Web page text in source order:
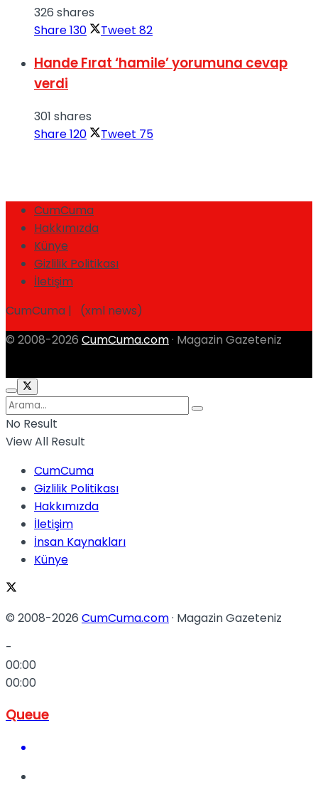
326 shares
Share130 Tweet 82
Hande Fırat ‘hamile’ yorumuna cevap
verdi
301 shares
Share120 Tweet 75
CumCuma
Hakkımızda
Künye
Gizlilik Politikası
İletişim
CumCuma | (xml news)
© 2008-2026 CumCuma.com · Magazin Gazeteniz
No Result
View All Result
CumCuma
Gizlilik Politikası
Hakkımızda
İletişim
İnsan Kaynakları
Künye
© 2008-2026 CumCuma.com· Magazin Gazeteniz
-
00:00
00:00
Queue